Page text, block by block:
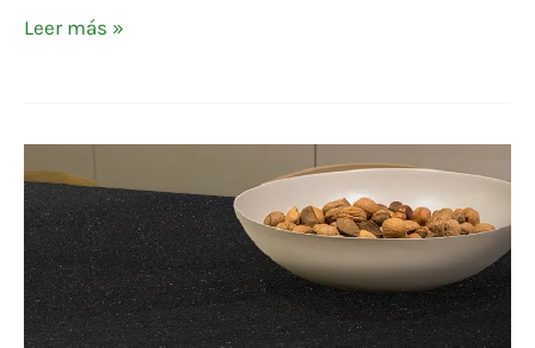
Leer más »
NATURAL
BLACK
GALAXY